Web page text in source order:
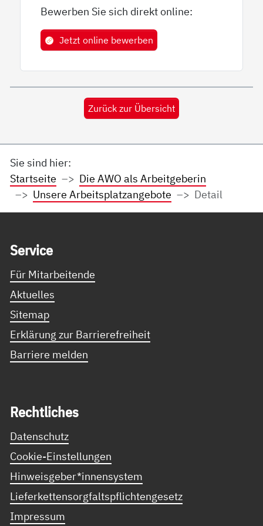
Bewerben Sie sich direkt online:
Jetzt online bewerben
Zurück zur Übersicht
Sie sind hier:
Startseite
Die AWO als Arbeitgeberin
Unsere Arbeitsplatzangebote
Detail
Ser­vice
Für Mitarbeitende
Aktuelles
Sitemap
Erklärung zur Barrierefreiheit
Barriere melden
Recht­li­ches
Datenschutz
Cookie-Einstellungen
Hinweisgeber*innensystem
Lieferkettensorgfaltspflichtengesetz
Impressum